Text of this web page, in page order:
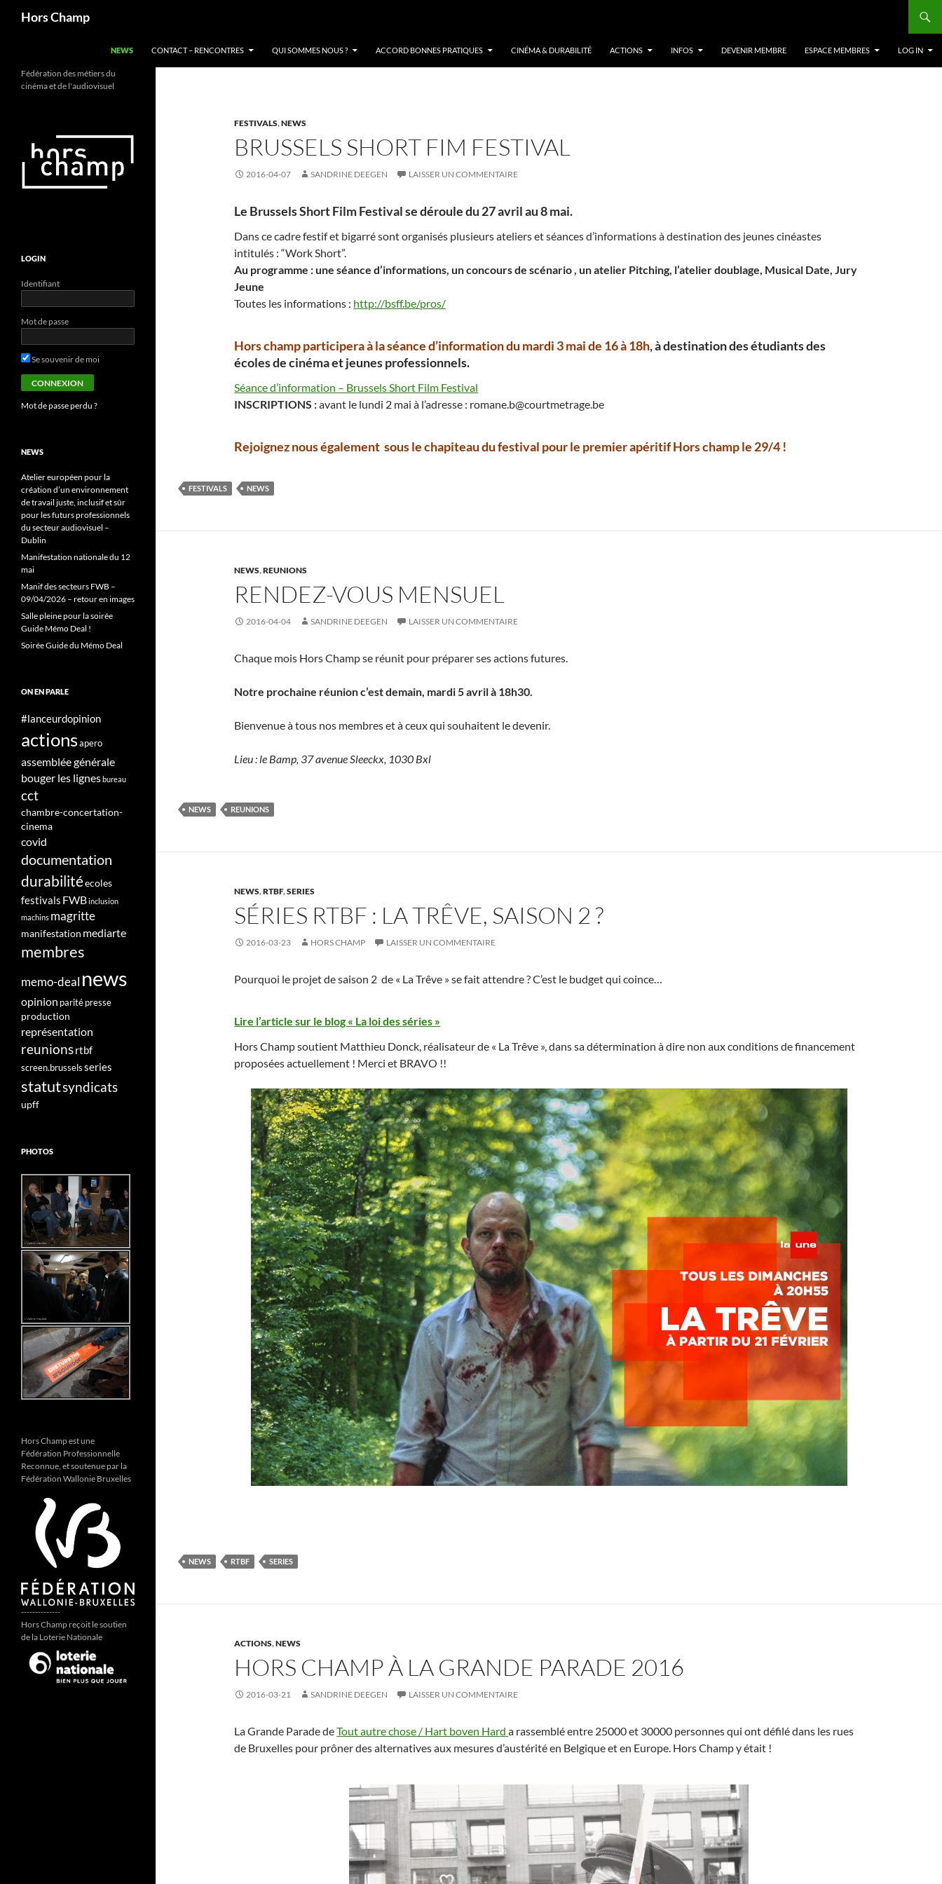
Hors Champ
NEWS CONTACT – RENCONTRES QUI SOMMES NOUS ? ACCORD BONNES PRATIQUES CINÉMA & DURABILITÉ ACTIONS INFOS DEVENIR MEMBRE ESPACE MEMBRES LOG IN
FESTIVALS,NEWS
BRUSSELS SHORT FIM FESTIVAL
2016-04-07 SANDRINE DEEGEN LAISSER UN COMMENTAIRE
Le Brussels Short Film Festival se déroule du 27 avril au 8 mai.
Dans ce cadre festif et bigarré sont organisés plusieurs ateliers et séances d’informations à destination des jeunes cinéastes
intitulés : “Work Short”.
Au programme : une séance d’informations, unconcours de scénario , un atelier Pitching, l’atelier doublage, Musical Date, Jury
Jeune
Toutes les informations : http://bsff.be/pros/
Hors champ participera à la séance d’information du mardi 3 mai de 16 à 18h, à destination des étudiants des
écoles de cinéma et jeunes professionnels.
Séance d’information – Brussels Short Film Festival
INSCRIPTIONS :avant le lundi 2 mai à l’adresse : romane.b@courtmetrage.be
Rejoignez nous également sous le chapiteau du festival pour le premier apéritif Hors champ le 29/4 !
FESTIVALS NEWS
NEWS,REUNIONS
RENDEZ-VOUS MENSUEL
2016-04-04 SANDRINE DEEGEN LAISSER UN COMMENTAIRE
Chaque mois Hors Champ se réunit pour préparer ses actions futures.
Notre prochaine réunion c’est demain, mardi 5 avril à 18h30.
Bienvenue à tous nos membres et à ceux qui souhaitent le devenir.
Lieu : le Bamp, 37 avenue Sleeckx, 1030 Bxl
NEWS REUNIONS
NEWS,RTBF,SERIES
SÉRIES RTBF : LA TRÊVE, SAISON 2 ?
2016-03-23 HORS CHAMP LAISSER UN COMMENTAIRE
Pourquoi le projet de saison 2 de « La Trêve » se fait attendre ? C’est le budget qui coince…
Lire l’article sur le blog « La loi des séries »
Hors Champ soutient Matthieu Donck, réalisateur de « La Trêve », dans sa détermination à dire non aux conditions de financement
proposées actuellement ! Merci et BRAVO !!
NEWS RTBF SERIES
ACTIONS,NEWS
HORS CHAMP À LA GRANDE PARADE 2016
2016-03-21 SANDRINE DEEGEN LAISSER UN COMMENTAIRE
La Grande Parade deTout autre chose / Hart boven Harda rassemblé entre 25000 et 30000 personnes qui ont défilé dans les rues
de Bruxelles pour prôner des alternatives aux mesures d’austérité en Belgique et en Europe. Hors Champ y était !
Fédération des métiers du
cinéma et de l'audiovisuel
LOGIN
Identifiant
Mot de passe
Se souvenir de moi
Mot de passe perdu ?
NEWS
Atelier européen pour la
création d’un environnement
de travail juste, inclusif et sûr
pour les futurs professionnels
du secteur audiovisuel –
Dublin
Manifestation nationale du 12
mai
Manif des secteurs FWB –
09/04/2026 – retour en images
Salle pleine pour la soirée
Guide Mémo Deal !
Soirée Guide du Mémo Deal
ON EN PARLE
#lanceurdopinion
actionsapero
assemblée générale
bouger les lignesbureau
cct
chambre-concertation-
cinema
covid
documentation
durabilitéecoles
festivals FWBinclusion
machins magritte
manifestation mediarte
membres
memo-deal news
opinion parité presse
production
représentation
reunionsrtbf
screen.brussels series
statutsyndicats
upff
PHOTOS
Hors Champ est une
Fédération Professionnelle
Reconnue, et soutenue par la
Fédération Wallonie Bruxelles
--------------
Hors Champ reçoit le soutien
de la Loterie Nationale